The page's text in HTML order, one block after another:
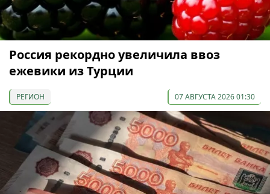
Россия рекордно увеличила ввоз
ежевики из Турции
РЕГИОН 07 АВГУСТА 2026 01:30